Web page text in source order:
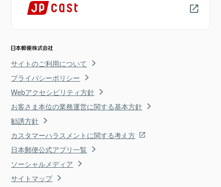
サイトのご利用について
プライバシーポリシー
Webアクセシビリティ方針
お客さま本位の業務運営に関する基本方針
勧誘方針
カスタマーハラスメントに関する考え方
日本郵便公式アプリ一覧
ソーシャルメディア
サイトマップ